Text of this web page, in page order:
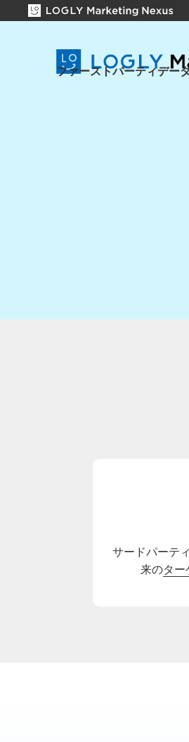
ファーストパーティデー
サードパーテ
来のタ